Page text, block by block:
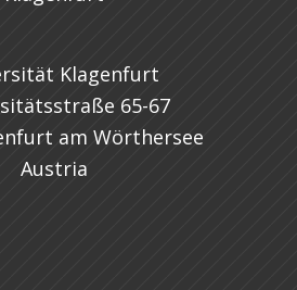
Klagenfurt
65-67
am Wörthersee
Austria